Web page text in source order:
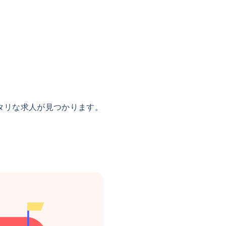
な求人が見つかります。